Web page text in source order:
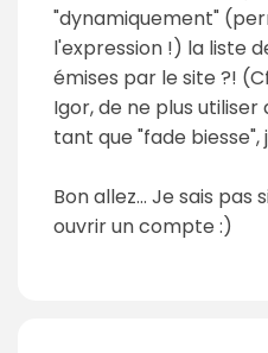
"dynamiquement"
l'expression !) la liste
émises par le site ?!
Igor, de ne plus
tant que "fade
Bon allez... Je sais
ouvrir un compte :)